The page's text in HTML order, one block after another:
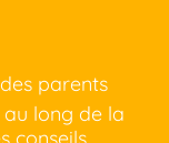
parents
au long de la
conseils